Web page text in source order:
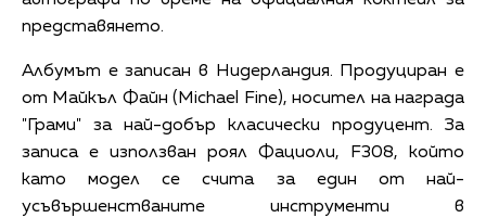
представянето.
Албумът е записан в Нидерландия. Продуциран е
от Майкъл Файн (Michael Fine), носител на награда
"Грами" за най-добър класически продуцент. За
записа е използван роял Фациоли, F308, който
като модел се счита за един от най-
усъвършенстваните инструменти в